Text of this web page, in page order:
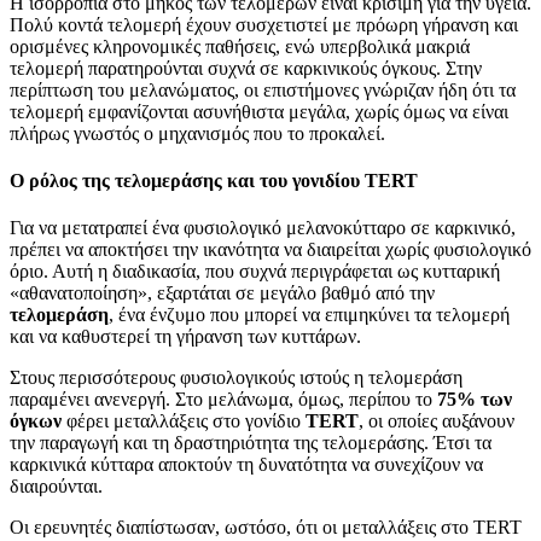
Πολύ κοντά τελομερή έχουν συσχετιστεί με πρόωρη γήρανση και
ορισμένες κληρονομικές παθήσεις, ενώ υπερβολικά μακριά
τελομερή παρατηρούνται συχνά σε καρκινικούς όγκους. Στην
περίπτωση του μελανώματος, οι επιστήμονες γνώριζαν ήδη ότι τα
τελομερή εμφανίζονται ασυνήθιστα μεγάλα, χωρίς όμως να είναι
πλήρως γνωστός ο μηχανισμός που το προκαλεί.
Ο ρόλος της τελομεράσης και του γονιδίου TERT
Για να μετατραπεί ένα φυσιολογικό μελανοκύτταρο σε καρκινικό,
πρέπει να αποκτήσει την ικανότητα να διαιρείται χωρίς φυσιολογικό
όριο. Αυτή η διαδικασία, που συχνά περιγράφεται ως κυτταρική
«αθανατοποίηση», εξαρτάται σε μεγάλο βαθμό από την
τελομεράση, ένα ένζυμο που μπορεί να επιμηκύνει τα τελομερή
και να καθυστερεί τη γήρανση των κυττάρων.
Στους περισσότερους φυσιολογικούς ιστούς η τελομεράση
παραμένει ανενεργή. Στο μελάνωμα, όμως, περίπου το 75% των
όγκων φέρει μεταλλάξεις στο γονίδιο TERT, οι οποίες αυξάνουν
την παραγωγή και τη δραστηριότητα της τελομεράσης. Έτσι τα
καρκινικά κύτταρα αποκτούν τη δυνατότητα να συνεχίζουν να
διαιρούνται.
Οι ερευνητές διαπίστωσαν, ωστόσο, ότι οι μεταλλάξεις στο TERT